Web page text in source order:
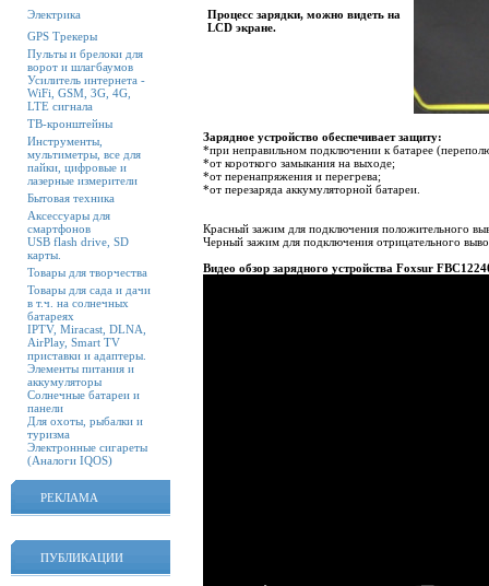
Электрика
GPS Трекеры
Пульты и брелоки для
ворот и шлагбаумов
Усилитель интернета -
WiFi, GSM, 3G, 4G,
LTE сигнала
ТВ-кронштейны
Инструменты,
мультиметры, все для
пайки, цифровые и
лазерные измерители
Бытовая техника
Аксессуары для
смартфонов
USB flash drive, SD
карты.
Товары для творчества
Товары для сада и дачи
в т.ч. на солнечных
батареях
IPTV, Miracast, DLNA,
AirPlay, Smart TV
приставки и адаптеры.
Элементы питания и
аккумуляторы
Солнечные батареи и
панели
Для охоты, рыбалки и
туризма
Электронные сигареты
(Аналоги IQOS)
РЕКЛАМА
ПУБЛИКАЦИИ
Процесс зарядки, можно видеть на
LCD экране.
Зарядное устройство обеспечивает защиту:
*при неправильном подключении к батарее
*от короткого замыкания на выходе;
*от перенапряжения и перегрева;
*от перезаряда аккумуляторной батареи.
Красный зажим для подключения положительного
Черный зажим для подключения отрицательного
Видео обзор зарядного устройства Foxsur